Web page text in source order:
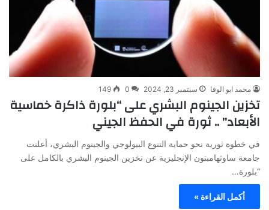
محمد ابو الوفا سبتمبر 23, 2024 0
149
تخزين الجينوم البشري على “بلورة ذاكرة خماسية
الأبعاد” .. ثورة في الحفظ الجيني
في خطوة ثورية نحو حماية التنوع البيولوجي والجينوم البشري، أعلنت
جامعة ساوثهامبتون الإنجليزية عن تخزين الجينوم البشري بالكامل على
“بلورة…
أكمل القراءة »